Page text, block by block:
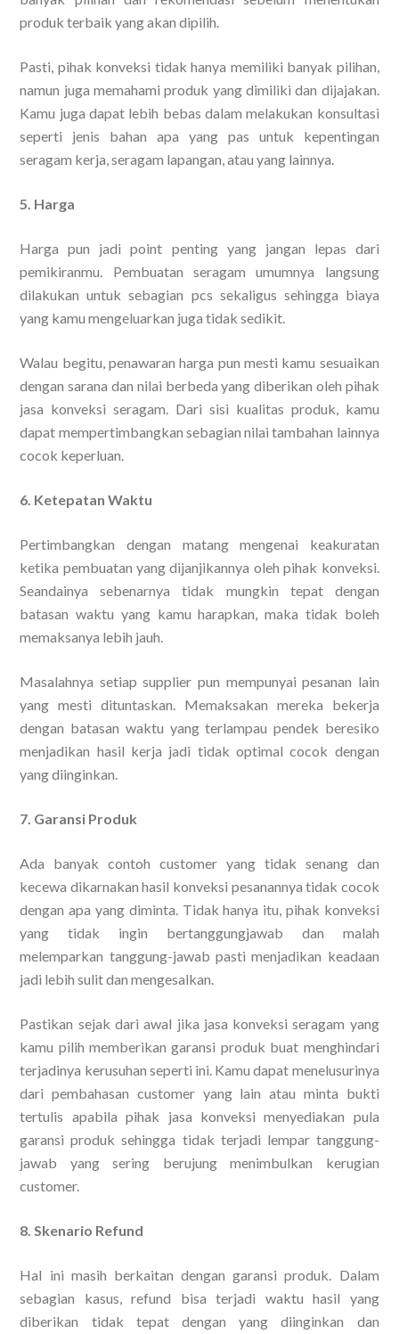
produk terbaik yang akan dipilih.
Pasti, pihak konveksi tidak hanya memiliki banyak pilihan,
namun juga memahami produk yang dimiliki dan dijajakan.
Kamu juga dapat lebih bebas dalam melakukan konsultasi
seperti jenis bahan apa yang pas untuk kepentingan
seragam kerja, seragam lapangan, atau yang lainnya.
5. Harga
Harga pun jadi point penting yang jangan lepas dari
pemikiranmu. Pembuatan seragam umumnya langsung
dilakukan untuk sebagian pcs sekaligus sehingga biaya
yang kamu mengeluarkan juga tidak sedikit.
Walau begitu, penawaran harga pun mesti kamu sesuaikan
dengan sarana dan nilai berbeda yang diberikan oleh pihak
jasa konveksi seragam. Dari sisi kualitas produk, kamu
dapat mempertimbangkan sebagian nilai tambahan lainnya
cocok keperluan.
6. Ketepatan Waktu
Pertimbangkan dengan matang mengenai keakuratan
ketika pembuatan yang dijanjikannya oleh pihak konveksi.
Seandainya sebenarnya tidak mungkin tepat dengan
batasan waktu yang kamu harapkan, maka tidak boleh
memaksanya lebih jauh.
Masalahnya setiap supplier pun mempunyai pesanan lain
yang mesti dituntaskan. Memaksakan mereka bekerja
dengan batasan waktu yang terlampau pendek beresiko
menjadikan hasil kerja jadi tidak optimal cocok dengan
yang diinginkan.
7. Garansi Produk
Ada banyak contoh customer yang tidak senang dan
kecewa dikarnakan hasil konveksi pesanannya tidak cocok
dengan apa yang diminta. Tidak hanya itu, pihak konveksi
yang tidak ingin bertanggungjawab dan malah
melemparkan tanggung-jawab pasti menjadikan keadaan
jadi lebih sulit dan mengesalkan.
Pastikan sejak dari awal jika jasa konveksi seragam yang
kamu pilih memberikan garansi produk buat menghindari
terjadinya kerusuhan seperti ini. Kamu dapat menelusurinya
dari pembahasan customer yang lain atau minta bukti
tertulis apabila pihak jasa konveksi menyediakan pula
garansi produk sehingga tidak terjadi lempar tanggung-
jawab yang sering berujung menimbulkan kerugian
customer.
8. Skenario Refund
Hal ini masih berkaitan dengan garansi produk. Dalam
sebagian kasus, refund bisa terjadi waktu hasil yang
diberikan tidak tepat dengan yang diinginkan dan